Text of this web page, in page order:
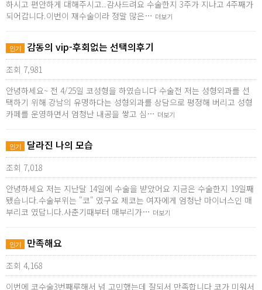
하시고 편안하게 대해주시고..감사드려요 수술한지 3주가 지나고 4주째가
되어갑니다.이번이 재수술이라 정말 많은… 더보기
인기 감동의 vip-후회없는 선택의후기
조회 7,981
안녕하세요~ 전 4/25일 코성형을 하였습니다 수술전 저는 성형외과를 선
택하기 위해 강남의 유명하다는 성형외과를 상담으로 평정해 버리고 성형
카페를 운영하면서 엄청난 내공을 쌓고 심… 더보기
인기 달라진 나의 모습
조회 7,018
안녕하세요 저는 지난달 14일에 수술을 받았어요 지금은 수술한지 19일째
됐습니다.수술부위는 "코" 였구요 제코는 여자에게 엄청난 마이너스인 매
부리코 였답니다.사춘기때부터 매부리가… 더보기
인기 만족해요
조회 4,168
이번에 코수술3번째루해서 넘 고민했는데 잘되서 만족합니다 코가 미워서